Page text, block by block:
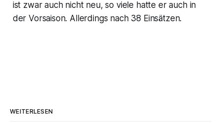
ist zwar auch nicht neu, so viele hatte er auch in
der Vorsaison. Allerdings nach 38 Einsätzen.
WEITERLESEN